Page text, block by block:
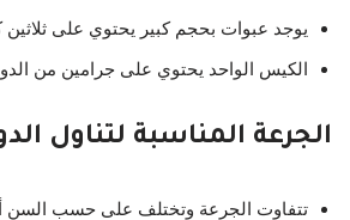
يوجد عبوات بحجم كبير يحتوي على
الكيس الواحد يحتوي على جرامين من
الجرعة المناسبة لتناول
تتفاوت الجرعة وتختلف على حسب السن